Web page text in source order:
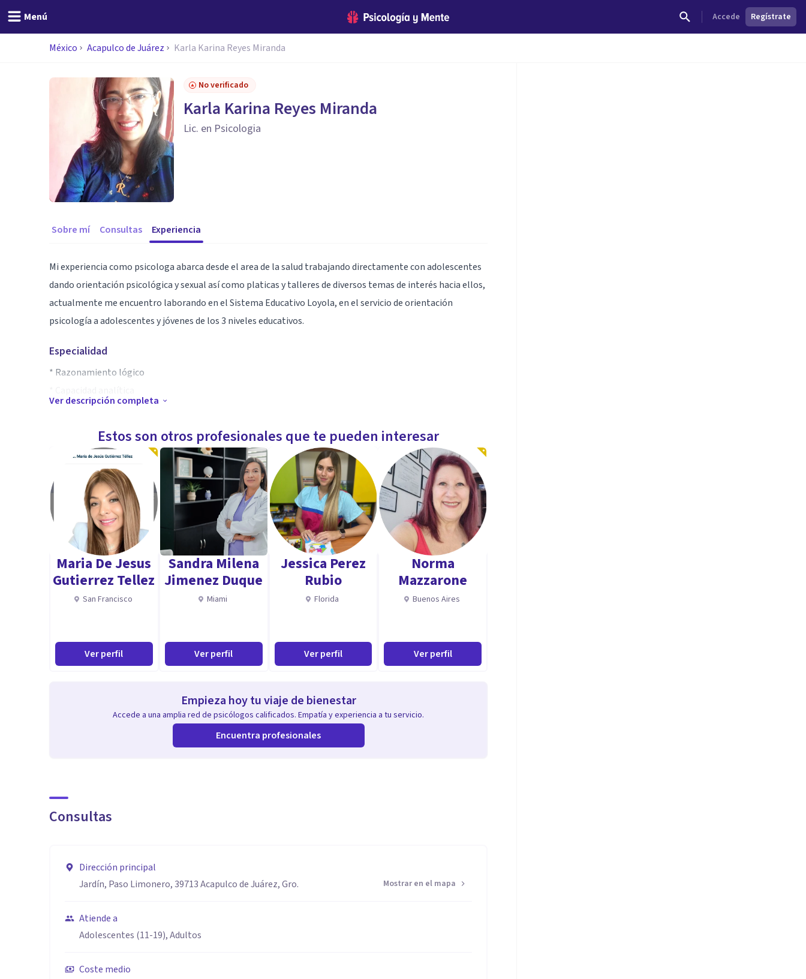
Menú Accede Regístrate
México Acapulco de Juárez Karla Karina Reyes Miranda
No verificado
Karla Karina Reyes Miranda
Lic. en Psicologia
Sobre mí Consultas Experiencia
Mi experiencia como psicologa abarca desde el area de la salud trabajando directamente con adolescentes
dando orientación psicológica y sexual así como platicas y talleres de diversos temas de interés hacia ellos,
actualmente me encuentro laborando en el Sistema Educativo Loyola, en el servicio de orientación
psicología a adolescentes y jóvenes de los 3 niveles educativos.
Especialidad
* Razonamiento lógico
* Capacidad de observación
Mi especialidad es la terapia cognitivo conductual aplicada a niños, adolescentes y jóvenes. He tomado
varios cursos entre los cuales destacan, un diplomado en Terapia Cognitivo Conductual por parte del IMPCC
y un curso taller sobre Violencia de Género, y actualmente me encuentro en un curso intensivo sobre
Terapias contextuales y Terapia de aceptacion y compromiso por parte de ITECOC
Ver descripción completa
Estos son otros profesionales que te pueden interesar
Maria De Jesus
Gutierrez Tellez
San Francisco
Ver perfil
Sandra Milena
Jimenez Duque
Miami
Ver perfil
Jessica Perez
Rubio
Florida
Ver perfil
Norma
Mazzarone
Buenos Aires
Ver perfil
Empieza hoy tu viaje de bienestar
Accede a una amplia red de psicólogos calificados. Empatía y experiencia a tu servicio.
Encuentra profesionales
Consultas
Dirección principal
Jardín, Paso Limonero, 39713 Acapulco de Juárez, Gro.
Mostrar en el mapa
Atiende a
Adolescentes (11-19), Adultos
Coste medio